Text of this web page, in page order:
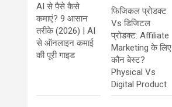
AI से पैसे कैसे
कमाएं? 9 आसान
तरीके (2026) | AI
से ऑनलाइन कमाई
की पूरी गाइड
फिजिकल प्रोडक्ट
Vs डिजिटल
प्रोडक्ट: Affiliate
Marketing के लिए
कौन बेस्ट?
Physical Vs
Digital Product